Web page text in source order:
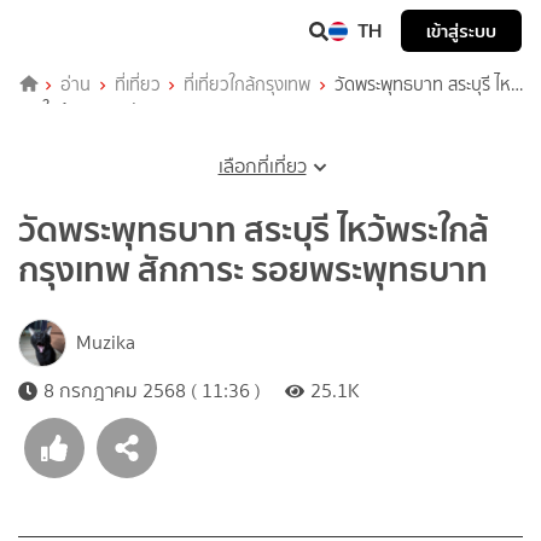
TH เข้าสู่ระบบ
อ่าน ที่เที่ยว ที่เที่ยวใกล้กรุงเทพ
วัดพระพุทธบาท สระบุรี ไหว้
พระใกล้กรุงเทพ สักการะ รอยพระพุทธบาท
เลือกที่เที่ยว
วัดพระพุทธบาท สระบุรี ไหว้พระใกล้
กรุงเทพ สักการะ รอยพระพุทธบาท
Muzika
8 กรกฎาคม 2568 ( 11:36 )
25.1K